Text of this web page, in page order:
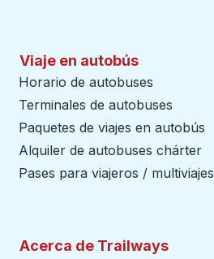
Viaje en autobús
Horario de autobuses
Terminales de autobuses
Paquetes de viajes en autobús
Alquiler de autobuses chárter
Pases para viajeros / multiviajes
Acerca de Trailways